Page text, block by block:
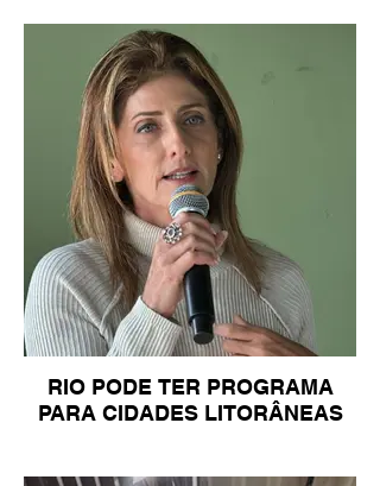
RIO PODE TER PROGRAMA
PARA CIDADES LITORÂNEAS